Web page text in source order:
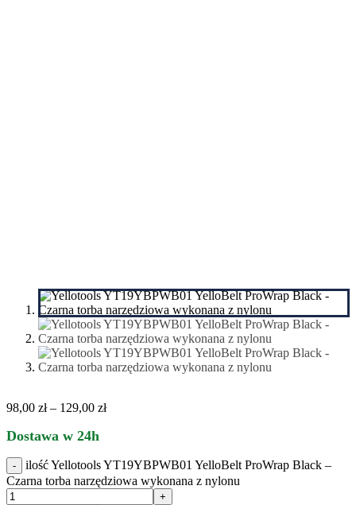
98,00 zł – 129,00 zł
Dostawa w 24h
ilość Yellotools YT19YBPWB01 YelloBelt ProWrap Black –
Czarna torba narzędziowa wykonana z nylonu